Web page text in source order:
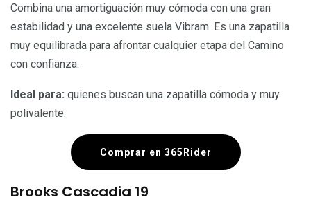
Combina una amortiguación muy cómoda con una gran
estabilidad y una excelente suela Vibram. Es una zapatilla
muy equilibrada para afrontar cualquier etapa del Camino
con confianza.
Ideal para: quienes buscan una zapatilla cómoda y muy
polivalente.
Comprar en 365Rider
Brooks Cascadia 19